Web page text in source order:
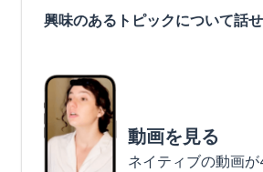
興味のあるトピックについて話
動画を見る
ネイティブの動画